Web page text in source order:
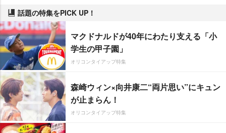
話題の特集をPICK UP！
マクドナルドが40年にわたり支える「小
学生の甲子園」
オリコンタイアップ特集
森崎ウィン×向井康二“両片思い”にキュン
が止まらん！
オリコンタイアップ特集